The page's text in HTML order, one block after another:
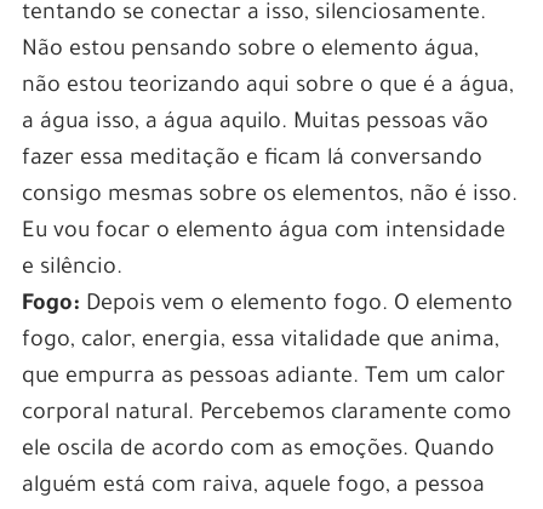
tentando se conectar a isso, silenciosamente.
Não estou pensando sobre o elemento água,
não estou teorizando aqui sobre o que é a água,
a água isso, a água aquilo. Muitas pessoas vão
fazer essa meditação e ficam lá conversando
consigo mesmas sobre os elementos, não é isso.
Eu vou focar o elemento água com intensidade
e silêncio.
Fogo: Depois vem o elemento fogo. O elemento
fogo, calor, energia, essa vitalidade que anima,
que empurra as pessoas adiante. Tem um calor
corporal natural. Percebemos claramente como
ele oscila de acordo com as emoções. Quando
alguém está com raiva, aquele fogo, a pessoa